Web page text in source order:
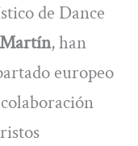
de Dance
Martín, han
europeo